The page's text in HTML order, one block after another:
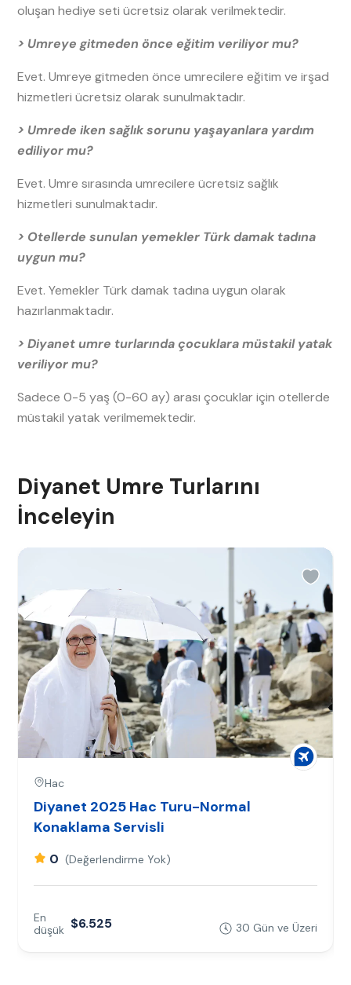
oluşan hediye seti ücretsiz olarak verilmektedir.
> Umreye gitmeden önce eğitim veriliyor mu?
Evet. Umreye gitmeden önce umrecilere eğitim ve irşad
hizmetleri ücretsiz olarak sunulmaktadır.
> Umrede iken sağlık sorunu yaşayanlara yardım
ediliyor mu?
Evet. Umre sırasında umrecilere ücretsiz sağlık
hizmetleri sunulmaktadır.
> Otellerde sunulan yemekler Türk damak tadına
uygun mu?
Evet. Yemekler Türk damak tadına uygun olarak
hazırlanmaktadır.
> Diyanet umre turlarında çocuklara müstakil yatak
veriliyor mu?
Sadece 0-5 yaş (0-60 ay) arası çocuklar için otellerde
müstakil yatak verilmemektedir.
Diyanet Umre Turlarını
İnceleyin
Hac
Diyanet 2025 Hac Turu-Normal
Konaklama Servisli
0 (Değerlendirme Yok)
En
düşük $6.525 30 Gün ve Üzeri